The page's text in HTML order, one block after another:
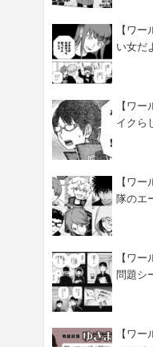
【ワ
い女だ
【ワ
イクら
【ワ
隊のエ
【ワ
問題シ
【ワ